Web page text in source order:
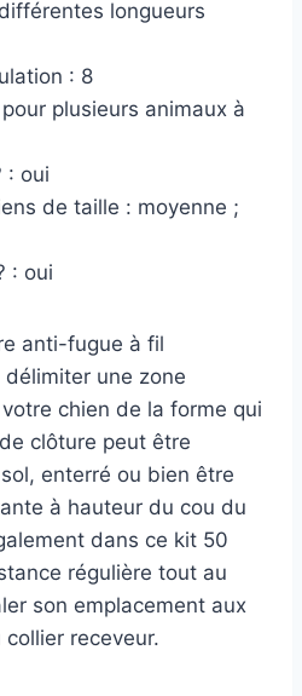
longueurs
: 8
plusieurs animaux à
: oui
de taille : moyenne ;
: oui
anti-fugue à fil
délimiter une zone
chien de la forme qui
clôture peut être
enterré ou bien être
à hauteur du cou du
dans ce kit 50
régulière tout au
son emplacement aux
receveur.